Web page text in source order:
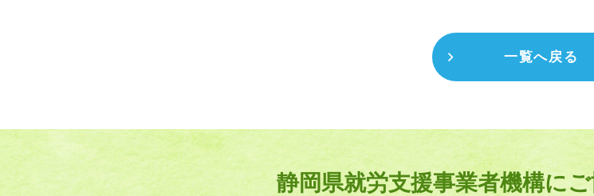
一覧へ戻る
静岡県就労支援事業者機構に